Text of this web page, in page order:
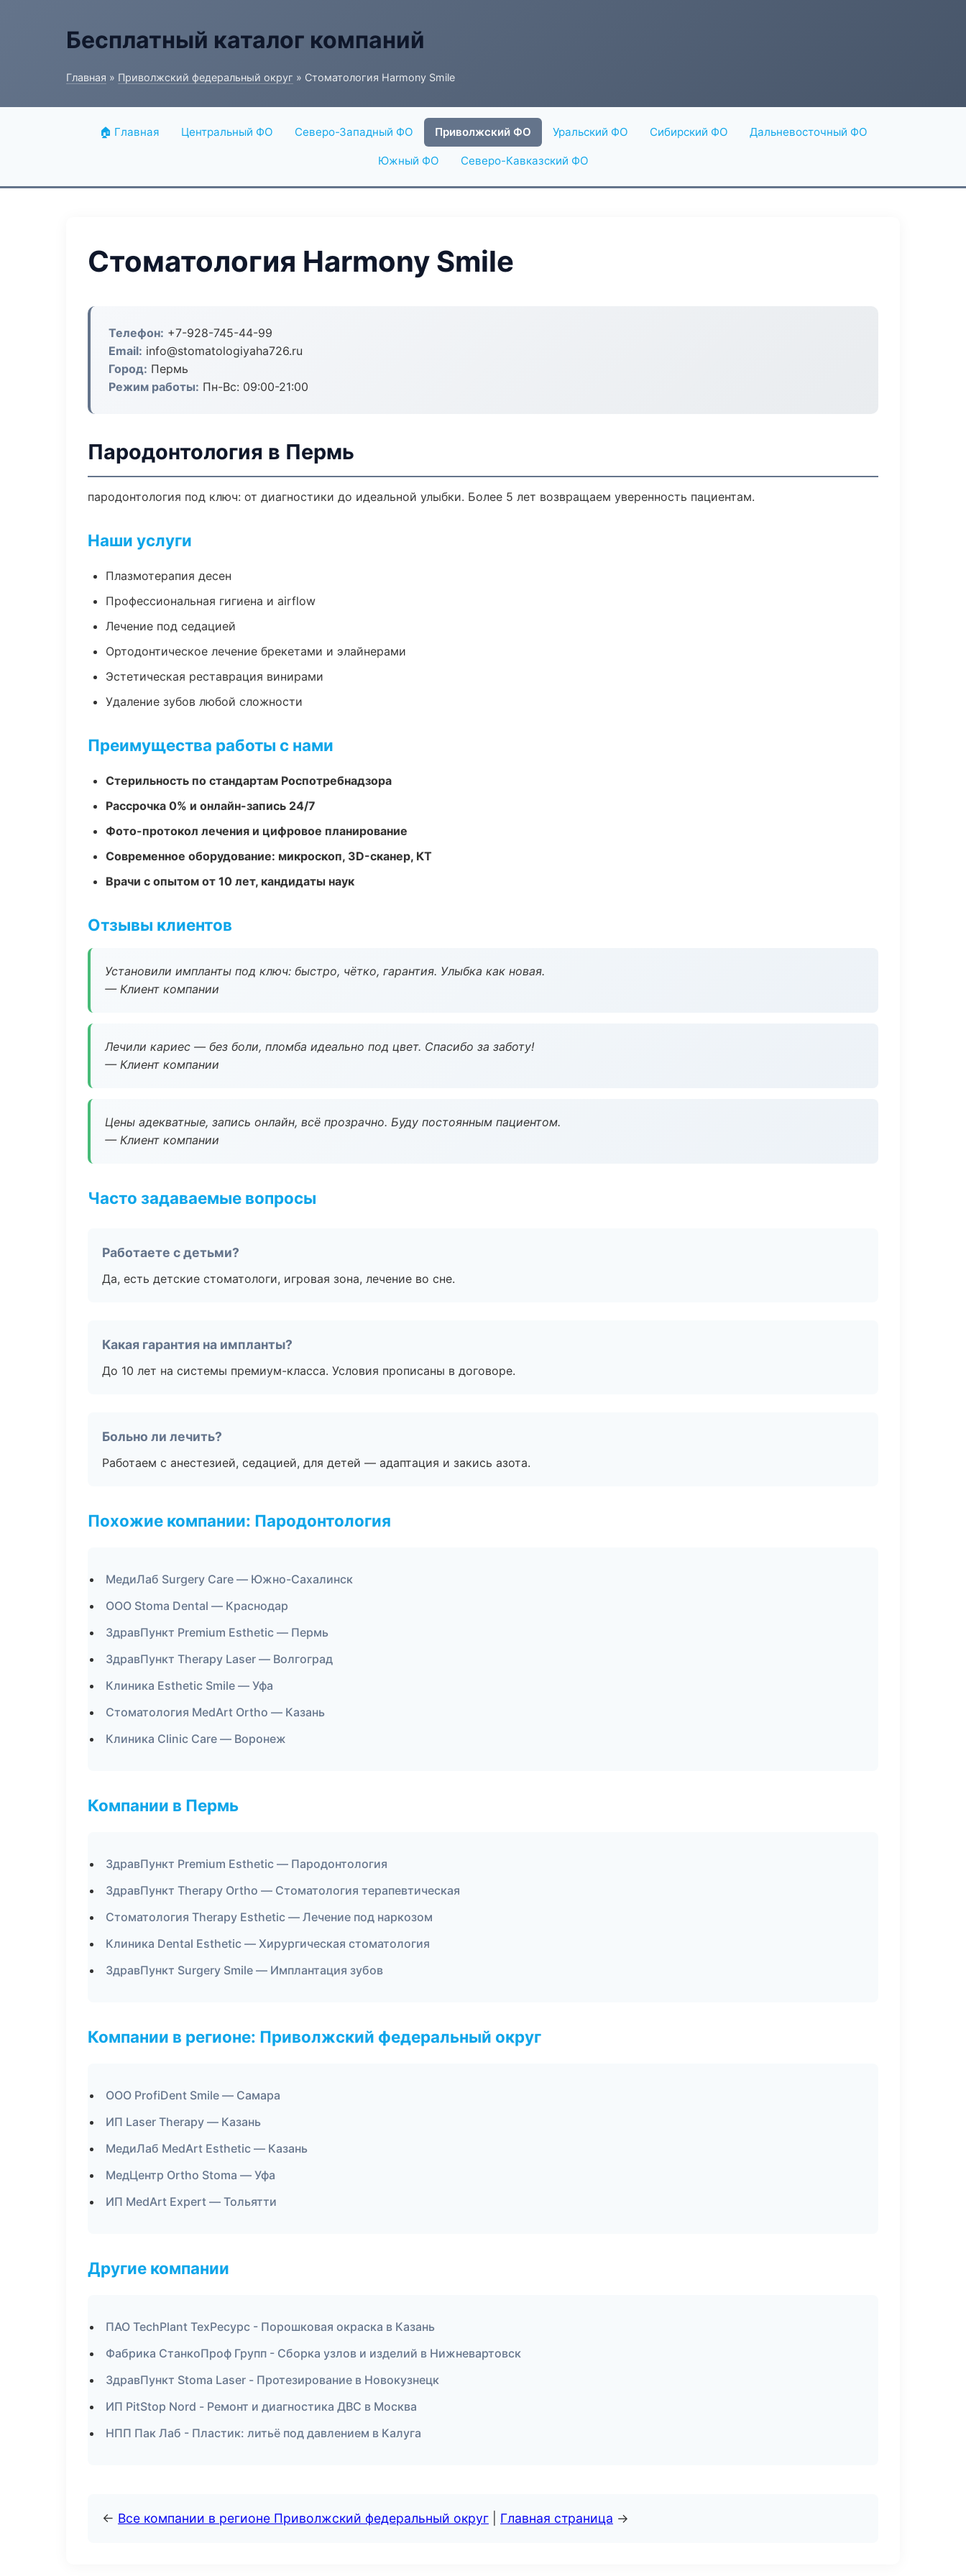
Бесплатный каталог компаний
Главная » Приволжский федеральный округ » Стоматология Harmony Smile
🏠 Главная Центральный ФО Северо-Западный ФО Приволжский ФО Уральский ФО Сибирский ФО Дальневосточный ФО
Южный ФО Северо-Кавказский ФО
Стоматология Harmony Smile
Телефон: +7-928-745-44-99
Email: info@stomatologiyaha726.ru
Город: Пермь
Режим работы: Пн-Вс: 09:00-21:00
Пародонтология в Пермь
пародонтология под ключ: от диагностики до идеальной улыбки. Более 5 лет возвращаем уверенность пациентам.
Наши услуги
Плазмотерапия десен
Профессиональная гигиена и airflow
Лечение под седацией
Ортодонтическое лечение брекетами и элайнерами
Эстетическая реставрация винирами
Удаление зубов любой сложности
Преимущества работы с нами
Стерильность по стандартам Роспотребнадзора
Рассрочка 0% и онлайн-запись 24/7
Фото-протокол лечения и цифровое планирование
Современное оборудование: микроскоп, 3D-сканер, КТ
Врачи с опытом от 10 лет, кандидаты наук
Отзывы клиентов
Установили импланты под ключ: быстро, чётко, гарантия. Улыбка как новая.
— Клиент компании
Лечили кариес — без боли, пломба идеально под цвет. Спасибо за заботу!
— Клиент компании
Цены адекватные, запись онлайн, всё прозрачно. Буду постоянным пациентом.
— Клиент компании
Часто задаваемые вопросы
Работаете с детьми?
Да, есть детские стоматологи, игровая зона, лечение во сне.
Какая гарантия на импланты?
До 10 лет на системы премиум-класса. Условия прописаны в договоре.
Больно ли лечить?
Работаем с анестезией, седацией, для детей — адаптация и закись азота.
Похожие компании: Пародонтология
МедиЛаб Surgery Care — Южно-Сахалинск
ООО Stoma Dental — Краснодар
ЗдравПункт Premium Esthetic — Пермь
ЗдравПункт Therapy Laser — Волгоград
Клиника Esthetic Smile — Уфа
Стоматология MedArt Ortho — Казань
Клиника Clinic Care — Воронеж
Компании в Пермь
ЗдравПункт Premium Esthetic — Пародонтология
ЗдравПункт Therapy Ortho — Стоматология терапевтическая
Стоматология Therapy Esthetic — Лечение под наркозом
Клиника Dental Esthetic — Хирургическая стоматология
ЗдравПункт Surgery Smile — Имплантация зубов
Компании в регионе: Приволжский федеральный округ
ООО ProfiDent Smile — Самара
ИП Laser Therapy — Казань
МедиЛаб MedArt Esthetic — Казань
МедЦентр Ortho Stoma — Уфа
ИП MedArt Expert — Тольятти
Другие компании
ПАО TechPlant ТехРесурс - Порошковая окраска в Казань
Фабрика СтанкоПроф Групп - Сборка узлов и изделий в Нижневартовск
ЗдравПункт Stoma Laser - Протезирование в Новокузнецк
ИП PitStop Nord - Ремонт и диагностика ДВС в Москва
НПП Пак Лаб - Пластик: литьё под давлением в Калуга
← Все компании в регионе Приволжский федеральный округ Главная страница →